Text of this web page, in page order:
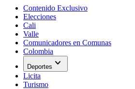
Contenido Exclusivo
Elecciones
Cali
Valle
Comunicadores en Comunas
Colombia
Deportes expand_more
Licita
Turismo